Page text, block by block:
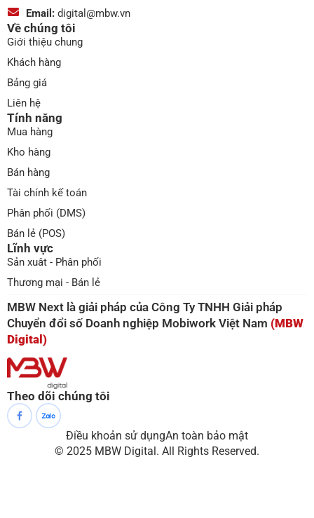
Email: digital@mbw.vn
Về chúng tôi
Giới thiệu chung
Khách hàng
Bảng giá
Liên hệ
Tính năng
Mua hàng
Kho hàng
Bán hàng
Tài chính kế toán
Phân phối (DMS)
Bán lẻ (POS)
Lĩnh vực
Sản xuât - Phân phối
Thương mại - Bán lẻ
MBW Next là giải pháp của Công Ty TNHH Giải pháp
Chuyển đổi số Doanh nghiệp Mobiwork Việt Nam (MBW
Digital)
Theo dõi chúng tôi
© 2025 MBW Digital. All Rights Reserved.
Điều khoản sử dụngAn toàn bảo mật